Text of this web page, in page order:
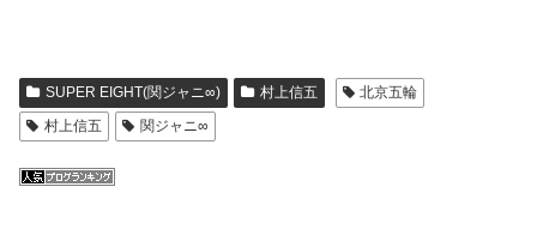
SUPER EIGHT(関ジャニ∞) 村上信五
北京五輪
村上信五
関ジャニ∞